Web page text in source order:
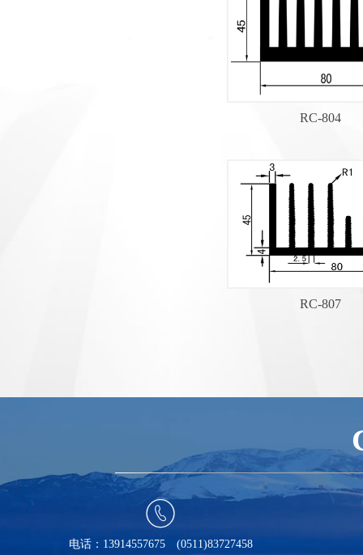
RC-804
RC-807

电话：13914557675 (0511)83727458